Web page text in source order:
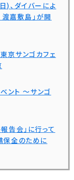
、ダイバーによ
嘉敷島」が開
京サンゴカフェ
ント 〜サンゴ
告会」に行って
保全のために